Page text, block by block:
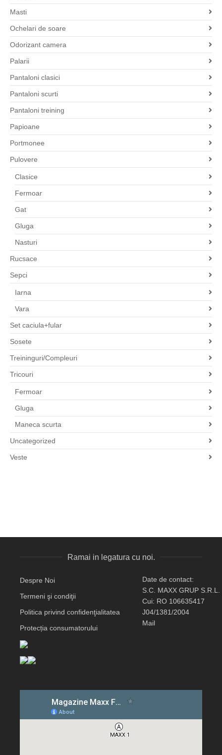
Masti
Ochelari de soare
Odorizant camera
Palarii
Pantaloni clasici
Pantaloni scurti
Pantaloni treining
Papioane
Portmonee
Pulovere
Clasice
Fermoar
Gat
Gluga
Nasturi
Rucsace
Sepci
Iarna
Vara
Set caciula+fular
Sosete
Treininguri/Compleuri
Tricouri
Fermoar
Gluga
Maneca scurta
Uncategorized
Veste
Ramai in legatura cu noi.
Despre Noi
Termeni şi condiţii
Politica privind confidenţialitatea
Protecția consumatorului
Date de contact:
S.C. MAXX GRUP S.R.L.
Cui: RO 106635417
J04/1381/2004
Mail